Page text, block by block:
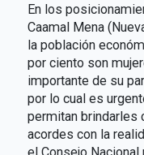
En los
Caamal Mena
la población
por ciento son
importante de su
por lo cual es
permitan brindarles
acordes con la
el Consejo